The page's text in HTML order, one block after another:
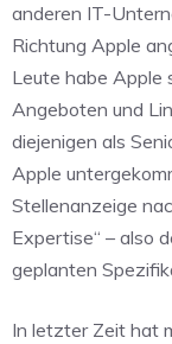
anderen IT-
Richtung Apple
Leute habe Apple
Angeboten und
diejenigen als
Apple
Stellenanzeige
Expertise“ – also
geplanten
In letzter Zeit hat